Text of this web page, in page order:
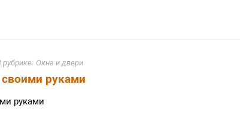
Окна и двери
руками
руками